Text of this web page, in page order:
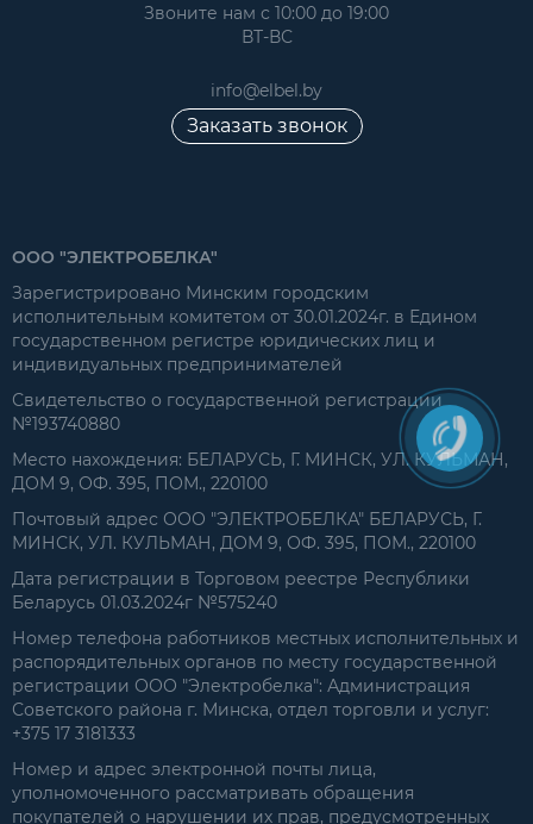
Звоните нам с 10:00 до 19:00
ВТ-ВС
info@elbel.by
Заказать звонок
ООО "ЭЛЕКТРОБЕЛКА"
Зарегистрировано Минским городским
исполнительным комитетом от 30.01.2024г. в Едином
государственном регистре юридических лиц и
индивидуальных предпринимателей
Свидетельство о государственной регистрации
№193740880
Место нахождения: БЕЛАРУСЬ, Г. МИНСК, УЛ. КУЛЬМАН,
ДОМ 9, ОФ. 395, ПОМ., 220100
Почтовый адрес ООО "ЭЛЕКТРОБЕЛКА" БЕЛАРУСЬ, Г.
МИНСК, УЛ. КУЛЬМАН, ДОМ 9, ОФ. 395, ПОМ., 220100
Дата регистрации в Торговом реестре Республики
Беларусь 01.03.2024г №575240
Номер телефона работников местных исполнительных и
распорядительных органов по месту государственной
регистрации ООО "Электробелка": Администрация
Советского района г. Минска, отдел торговли и услуг:
+375 17 3181333
Номер и адрес электронной почты лица,
уполномоченного рассматривать обращения
покупателей о нарушении их прав, предусмотренных